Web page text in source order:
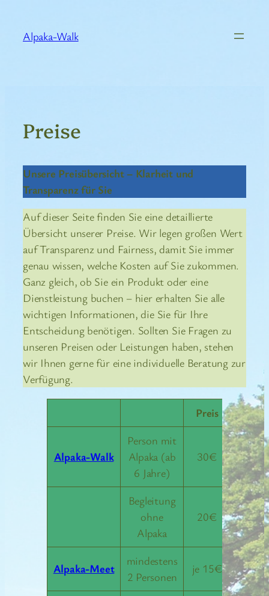
springen
Alpaka-Walk
Preise
Unsere Preisübersicht – Klarheit und
Transparenz für Sie
Auf dieser Seite finden Sie eine detaillierte
Übersicht unserer Preise. Wir legen großen Wert
auf Transparenz und Fairness, damit Sie immer
genau wissen, welche Kosten auf Sie zukommen.
Ganz gleich, ob Sie ein Produkt oder eine
Dienstleistung buchen – hier erhalten Sie alle
wichtigen Informationen, die Sie für Ihre
Entscheidung benötigen. Sollten Sie Fragen zu
unseren Preisen oder Leistungen haben, stehen
wir Ihnen gerne für eine individuelle Beratung zur
Verfügung.
Preis
Alpaka-Walk
Person mit
Alpaka (ab
6 Jahre)
30€
Begleitung
ohne
Alpaka
20€
Alpaka-Meet
mindestens
2 Personen
je 15€